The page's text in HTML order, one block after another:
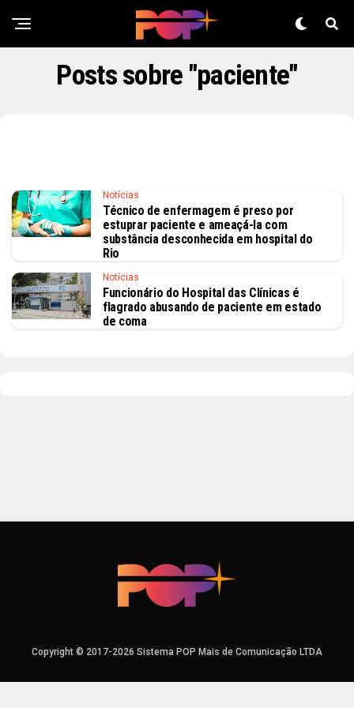
Posts sobre "paciente"
Notícias
Técnico de enfermagem é preso por
estuprar paciente e ameaçá-la com
substância desconhecida em hospital do
Rio
Notícias
Funcionário do Hospital das Clínicas é
flagrado abusando de paciente em estado
de coma
Copyright © 2017-2026 Sistema POP Mais de Comunicação LTDA